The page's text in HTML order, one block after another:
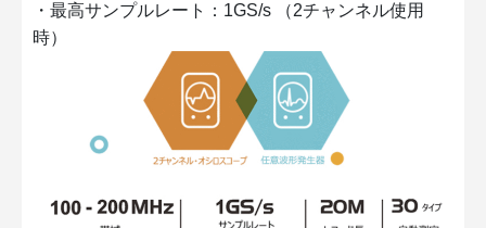
・最高サンプルレート：1GS/s （2チャンネル使用
時）